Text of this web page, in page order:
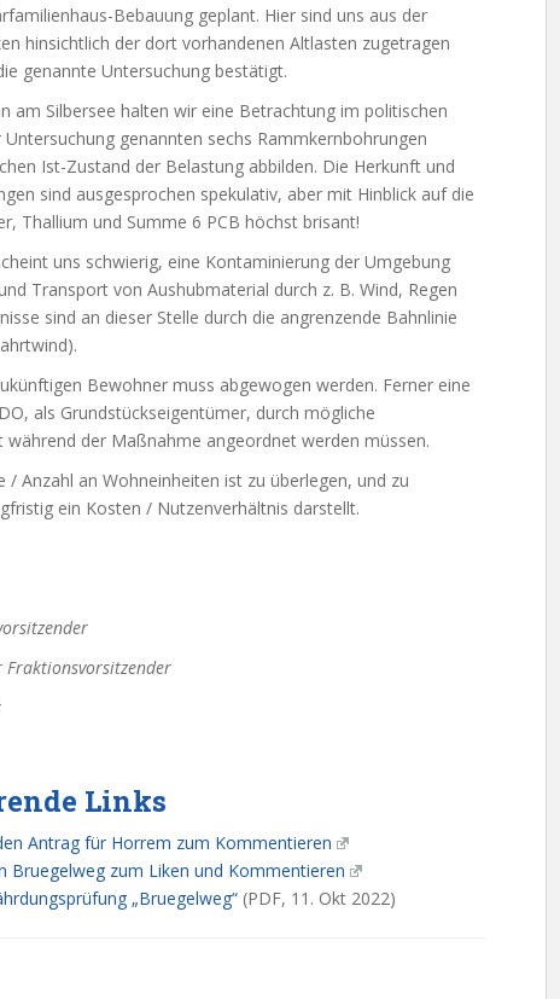
Bebauung geplant. Hier sind uns aus der
hinsichtlich der dort vorhandenen Altlasten zugetragen
genannte Untersuchung bestätigt.
am Silbersee halten wir eine Betrachtung im politischen
genannten sechs Rammkernbohrungen
Ist-Zustand der Belastung abbilden. Die Herkunft und
sind ausgesprochen spekulativ, aber mit Hinblick auf die
Thallium und Summe 6 PCB höchst brisant!
uns schwierig, eine Kontaminierung der Umgebung
Transport von Aushubmaterial durch z. B. Wind, Regen
sind an dieser Stelle durch die angrenzende Bahnlinie
Bewohner muss abgewogen werden. Ferner eine
als Grundstückseigentümer, durch mögliche
während der Maßnahme angeordnet werden müssen.
/ Anzahl an Wohneinheiten ist zu überlegen, und zu
ein Kosten / Nutzenverhältnis darstellt.
Fraktionsvorsitzender
Links
Antrag für Horrem zum Kommentieren
Bruegelweg zum Liken und Kommentieren
„Bruegelweg“ (PDF, 11. Okt 2022)